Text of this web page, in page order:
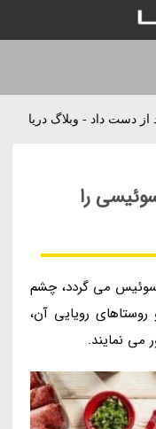
7 غذای سوئیسی را
سوئیس می گردد، چشم
روستاهای رویایی آن،
می نمایند.